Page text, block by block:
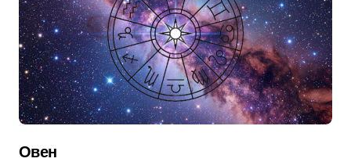
Овен